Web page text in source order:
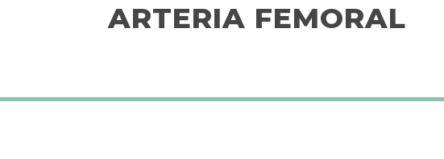
ARTERIA FEMORAL